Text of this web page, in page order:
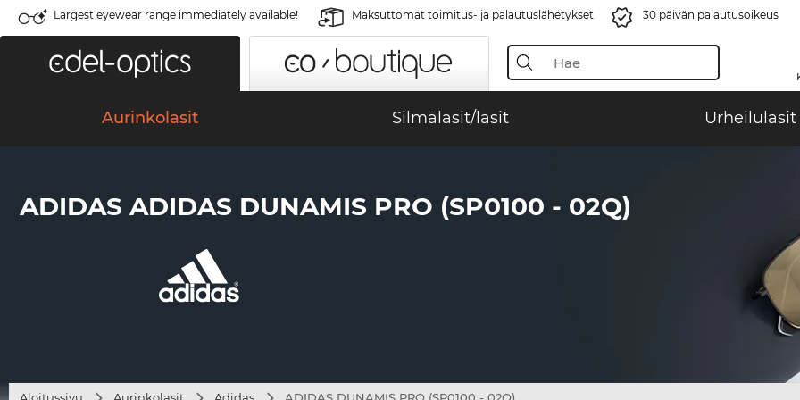
Largest eyewear range immediately available! Maksuttomat toimitus- ja palautuslähetykset 30 päivän palautusoikeus
Aurinkolasit Silmälasit/lasit Urheilulasit
ADIDAS ADIDAS DUNAMIS PRO (SP0100 - 02Q)